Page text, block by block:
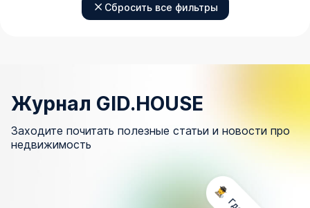
Сбросить все фильтры
Журнал GID.HOUSE
Заходите почитать полезные статьи и новости про
недвижимость